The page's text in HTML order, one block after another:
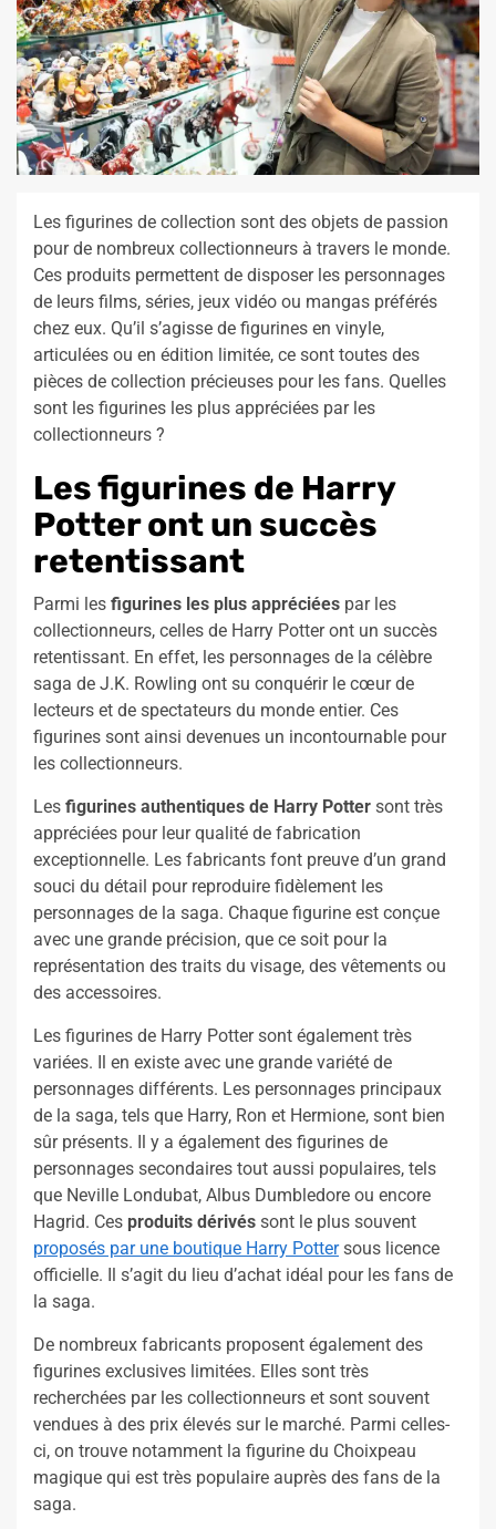
Les figurines de collection sont des objets de passion
pour de nombreux collectionneurs à travers le monde.
Ces produits permettent de disposer les personnages
de leurs films, séries, jeux vidéo ou mangas préférés
chez eux. Qu’il s’agisse de figurines en vinyle,
articulées ou en édition limitée, ce sont toutes des
pièces de collection précieuses pour les fans. Quelles
sont les figurines les plus appréciées par les
collectionneurs ?
Les figurines de Harry
Potter ont un succès
retentissant
Parmi les figurines les plus appréciées par les
collectionneurs, celles de Harry Potter ont un succès
retentissant. En effet, les personnages de la célèbre
saga de J.K. Rowling ont su conquérir le cœur de
lecteurs et de spectateurs du monde entier. Ces
figurines sont ainsi devenues un incontournable pour
les collectionneurs.
Les figurines authentiques de Harry Potter sont très
appréciées pour leur qualité de fabrication
exceptionnelle. Les fabricants font preuve d’un grand
souci du détail pour reproduire fidèlement les
personnages de la saga. Chaque figurine est conçue
avec une grande précision, que ce soit pour la
représentation des traits du visage, des vêtements ou
des accessoires.
Les figurines de Harry Potter sont également très
variées. Il en existe avec une grande variété de
personnages différents. Les personnages principaux
de la saga, tels que Harry, Ron et Hermione, sont bien
sûr présents. Il y a également des figurines de
personnages secondaires tout aussi populaires, tels
que Neville Londubat, Albus Dumbledore ou encore
Hagrid. Ces produits dérivés sont le plus souvent
proposés par une boutique Harry Pottersous licence
officielle. Il s’agit du lieu d’achat idéal pour les fans de
la saga.
De nombreux fabricants proposent également des
figurines exclusives limitées. Elles sont très
recherchées par les collectionneurs et sont souvent
vendues à des prix élevés sur le marché. Parmi celles-
ci, on trouve notamment la figurine du Choixpeau
magique qui est très populaire auprès des fans de la
saga.